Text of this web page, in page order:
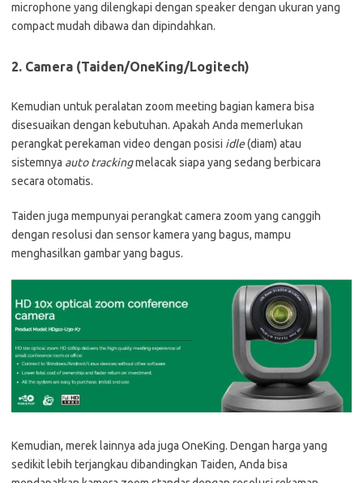
microphone yang dilengkapi dengan speaker dengan ukuran yang
compact mudah dibawa dan dipindahkan.
2. Camera (Taiden/OneKing/Logitech)
Kemudian untuk peralatan zoom meeting bagian kamera bisa
disesuaikan dengan kebutuhan. Apakah Anda memerlukan
perangkat perekaman video dengan posisi idle(diam) atau
sistemnya auto trackingmelacak siapa yang sedang berbicara
secara otomatis.
Taiden juga mempunyai perangkat camera zoom yang canggih
dengan resolusi dan sensor kamera yang bagus, mampu
menghasilkan gambar yang bagus.
Kemudian, merek lainnya ada juga OneKing. Dengan harga yang
sedikit lebih terjangkau dibandingkan Taiden, Anda bisa